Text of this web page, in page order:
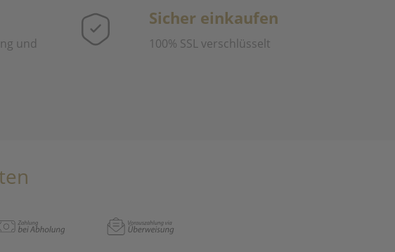
und
Sicher einkaufen
100% SSL verschlüsselt